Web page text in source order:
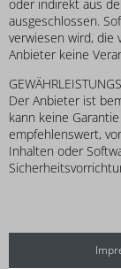
oder indirekt aus
ausgeschlossen.
verwiesen wird,
Anbieter keine
Der Anbieter ist
kann keine
empfehlenswert,
Inhalten oder